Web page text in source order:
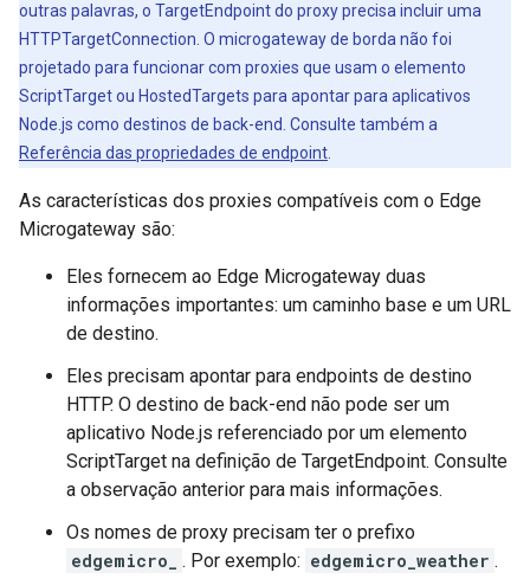
outras palavras, o TargetEndpoint do proxy precisa incluir uma
HTTPTargetConnection. O microgateway de borda não foi
projetado para funcionar com proxies que usam o elemento
ScriptTarget ou HostedTargets para apontar para aplicativos
Node.js como destinos de back-end. Consulte também a
Referência das propriedades de endpoint
As características dos proxies compatíveis com o Edge
Microgateway são:
Eles fornecem ao Edge Microgateway duas
informações importantes: um caminho base e um URL
de destino.
Eles precisam apontar para endpoints de destino
HTTP. O destino de back-end não pode ser um
aplicativo Node.js referenciado por um elemento
ScriptTarget na definição de TargetEndpoint. Consulte
a observação anterior para mais informações.
Os nomes de proxy precisam ter o prefixo
edgemicro_
. Por exemplo: edgemicro_weather .